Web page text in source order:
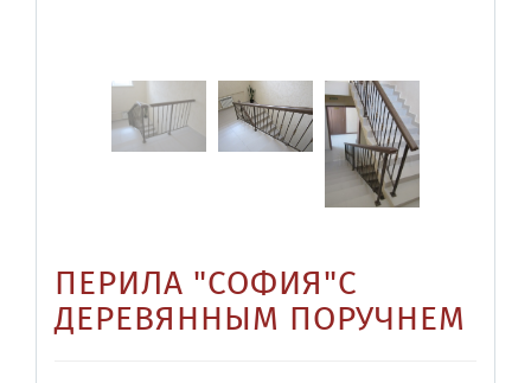
ПЕРИЛА "СОФИЯ"С
ДЕРЕВЯННЫМ ПОРУЧНЕМ